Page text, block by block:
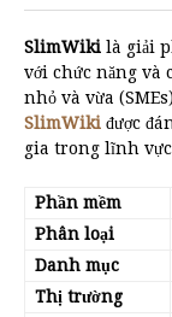
SlimWiki là giải
với chức năng và
nhỏ và vừa
SlimWiki được
gia trong lĩnh
Phần mềm
Phân loại
Danh mục
Thị trường